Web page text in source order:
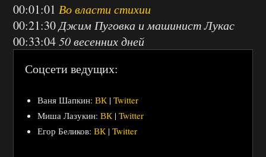
00:01:01 Во власти стихии
00:21:30Джим Пуговка и машинист Лукас
00:33:0450 весенних дней
Соцсети ведущих:
Ваня Шапкин: ВК | Twitter
Миша Лазукин: ВК | Twitter
Егор Беликов: ВК | Twitter